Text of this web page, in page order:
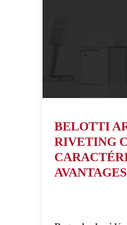
BELOTTI
RIVETING
AVANTAGES